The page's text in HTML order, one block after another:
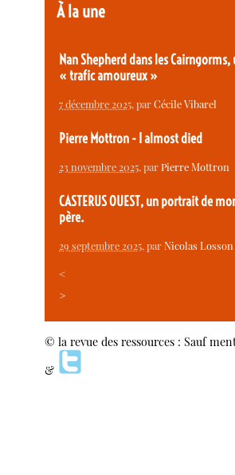
À la une
Nan Shepherd dans les Cairngorms,
« trafic amoureux »
7 décembre 2025, parCécile Vibarel
Pierre Mottron - I almost died
23 novembre 2025, parPierre Mottron
CASTERUS OUEST, un portrait de
père.
29 septembre 2025, parNicolas Losson
<
>
© la revue des ressources : Sauf
&